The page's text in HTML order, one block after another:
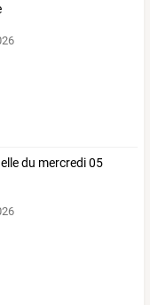
du mercredi 05